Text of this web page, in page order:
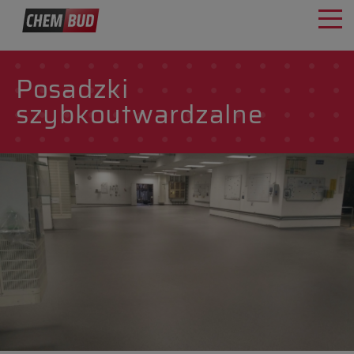
Posadzki
szybkoutwardzalne